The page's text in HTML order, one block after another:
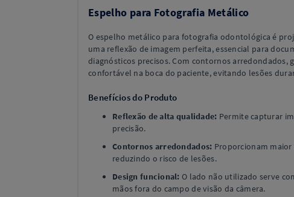
Espelho para Fotografia Metálico
O espelho metálico para fotografia odontológica é
uma reflexão de imagem perfeita, essencial para
diagnósticos precisos. Com contornos arredondados,
confortável na boca do paciente, evitando lesões
Benefícios do Produto
Reflexão de alta qualidade: Permite capturar
precisão.
Contornos arredondados: Proporcionam
reduzindo o risco de lesões.
Design funcional: O lado não utilizado serve
mãos fora do campo de visão da câmera.